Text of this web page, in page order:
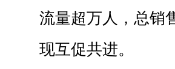
流量超万人，总销
现互促共进。